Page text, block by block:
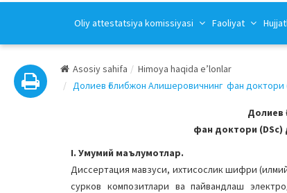
Oliy attestatsiya komissiyasi Faoliyat
Asosiy sahifa
Himoya haqida e’lonlar
Долиев Ғолибжон Алишеровичнинг фан доктори
Долиев
фан доктори (DSc)
I. Умумий маълумотлар.
Диссертация мавзуси, ихтисослик шифри
сурков композитлари ва пайвандлаш